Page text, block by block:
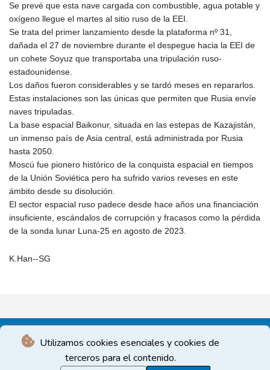
Utilizamos cookies esenciales y cookies de
terceros para el contenido.
Se prevé que esta nave cargada con combustible, agua potable y
oxígeno llegue el martes al sitio ruso de la EEI.
Se trata del primer lanzamiento desde la plataforma nº 31,
dañada el 27 de noviembre durante el despegue hacia la EEI de
un cohete Soyuz que transportaba una tripulación ruso-
estadounidense.
Los daños fueron considerables y se tardó meses en repararlos.
Estas instalaciones son las únicas que permiten que Rusia envíe
naves tripuladas.
La base espacial Baikonur, situada en las estepas de Kazajistán,
un inmenso país de Asia central, está administrada por Rusia
hasta 2050.
Moscú fue pionero histórico de la conquista espacial en tiempos
de la Unión Soviética pero ha sufrido varios reveses en este
ámbito desde su disolución.
El sector espacial ruso padece desde hace años una financiación
insuficiente, escándalos de corrupción y fracasos como la pérdida
de la sonda lunar Luna-25 en agosto de 2023.
K.Han--SG